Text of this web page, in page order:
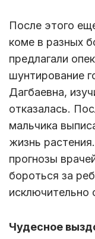
После этого
коме в разных
предлагали
шунтирование
Дагбаевна,
отказалась.
мальчика
жизнь
прогнозы
бороться за
исключительно
Чудесное